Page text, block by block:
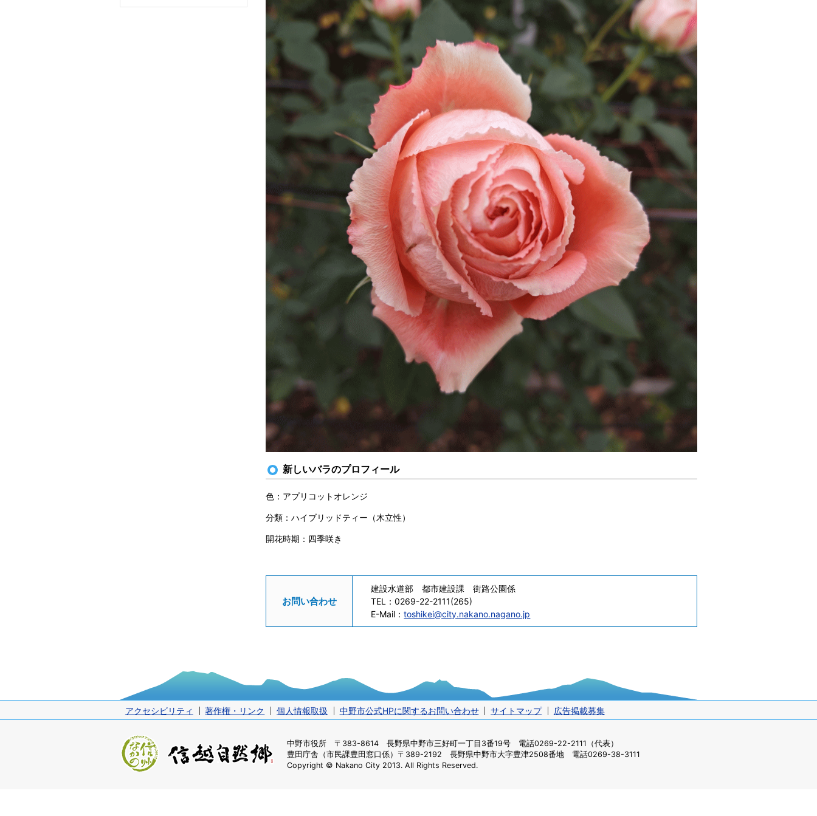
新しいバラのプロフィール
色：アプリコットオレンジ
分類：ハイブリッドティー（木立性）
開花時期：四季咲き
お問い合わせ
建設水道部 都市建設課 街路公園係
TEL：0269-22-2111(265)
E-Mail：toshikei@city.nakano.nagano.jp
アクセシビリティ 著作権・リンク 個人情報取扱 中野市公式HPに関するお問い合わせ サイトマップ 広告掲載募集
中野市役所 〒383-8614 長野県中野市三好町一丁目3番19号 電話0269-22-2111（代表）
豊田庁舎（市民課豊田窓口係） 〒389-2192 長野県中野市大字豊津2508番地 電話0269-38-3111
Copyright © Nakano City 2013. All Rights Reserved.